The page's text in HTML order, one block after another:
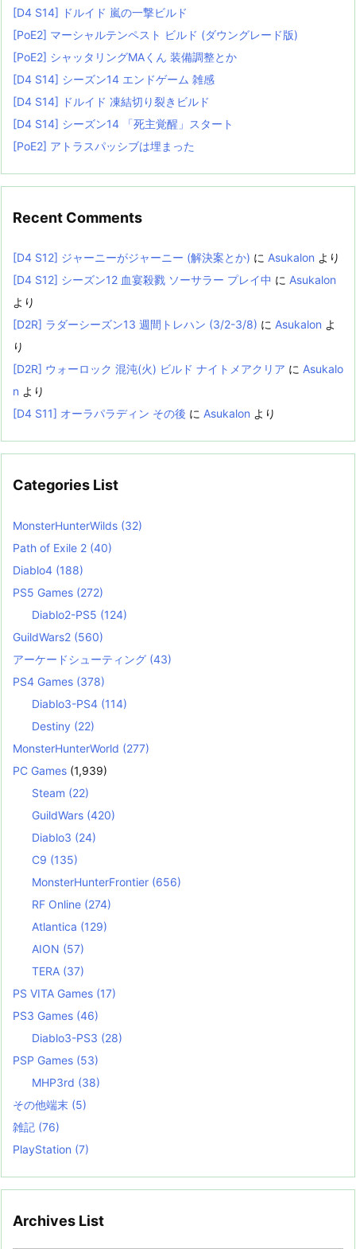
[D4 S14] ドルイド 嵐の一撃ビルド
[PoE2] マーシャルテンペスト ビルド (ダウングレード版)
[PoE2] シャッタリングMAくん 装備調整とか
[D4 S14] シーズン14 エンドゲーム 雑感
[D4 S14] ドルイド 凍結切り裂きビルド
[D4 S14] シーズン14 「死主覚醒」スタート
[PoE2] アトラスパッシブは埋まった
Recent Comments
[D4 S12] ジャーニーがジャーニー (解決案とか) に Asukalon より
[D4 S12] シーズン12 血宴殺戮 ソーサラー プレイ中 に Asukalon
より
[D2R] ラダーシーズン13 週間トレハン (3/2-3/8) に Asukalon よ
り
[D2R] ウォーロック 混沌(火) ビルド ナイトメアクリア に Asukalo
n より
[D4 S11] オーラパラディン その後 に Asukalon より
Categories List
MonsterHunterWilds (32)
Path of Exile 2 (40)
Diablo4 (188)
PS5 Games (272)
Diablo2-PS5 (124)
GuildWars2 (560)
アーケードシューティング (43)
PS4 Games (378)
Diablo3-PS4 (114)
Destiny (22)
MonsterHunterWorld (277)
PC Games (1,939)
Steam (22)
GuildWars (420)
Diablo3 (24)
C9 (135)
MonsterHunterFrontier (656)
RF Online (274)
Atlantica (129)
AION (57)
TERA (37)
PS VITA Games (17)
PS3 Games (46)
Diablo3-PS3 (28)
PSP Games (53)
MHP3rd (38)
その他端末 (5)
雑記 (76)
PlayStation (7)
Archives List